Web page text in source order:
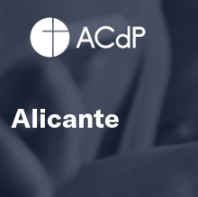
Alicante